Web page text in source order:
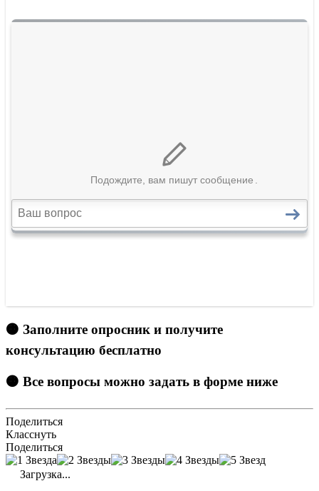
🟠 Заполните опросник и получите
консультацию бесплатно
🟠 Все вопросы можно задать в форме ниже
Поделиться
Класснуть
Поделиться
Загрузка...